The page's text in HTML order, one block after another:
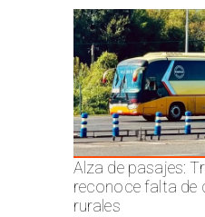
Alza de pasajes:
reconoce falta de
rurales